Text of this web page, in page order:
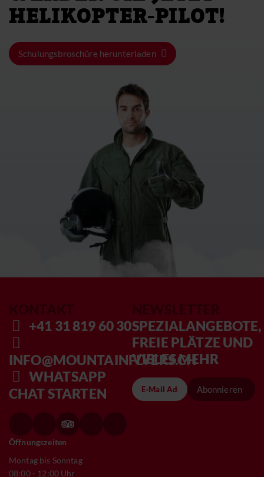
HELIKOPTER-PILOT!
Schulungsbroschüre herunterladen
+41 31 819 60 30
INFO@MOUNTAINFLYERS.CH
WHATSAPP
CHAT STARTEN
SPEZIALANGEBOTE,
FREIE PLÄTZE UND
VIELES MEHR
Abonnieren
Öffnungszeiten
Montag bis Sonntag
08:00 - 12:00 Uhr